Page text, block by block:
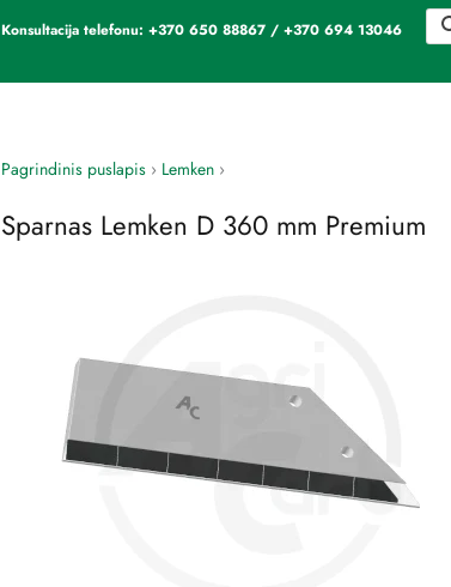
Konsultacija telefonu: +370 650 88867 / +370 694 13046
Pagrindinis puslapis › Lemken ›
Sparnas Lemken D 360 mm Premium